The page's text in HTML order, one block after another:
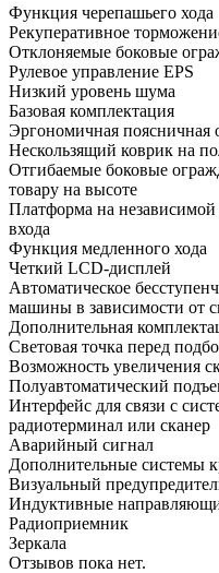
Функция черепашьего хода
Рекуперативное
Отклоняемые боковые
Рулевое управление EPS
Низкий уровень шума
Базовая комплектация
Эргономичная поясничная
Нескользящий коврик на
Отгибаемые боковые
товару на высоте
Платформа на независимой
входа
Функция медленного хода
Четкий LCD-дисплей
Автоматическое
машины в зависимости от
Дополнительная
Световая точка перед
Возможность увеличения
Полуавтоматический
Интерфейс для связи с
радиотерминал или сканер
Аварийный сигнал
Дополнительные системы
Визуальный
Индуктивные
Радиоприемник
Зеркала
Отзывов пока нет.